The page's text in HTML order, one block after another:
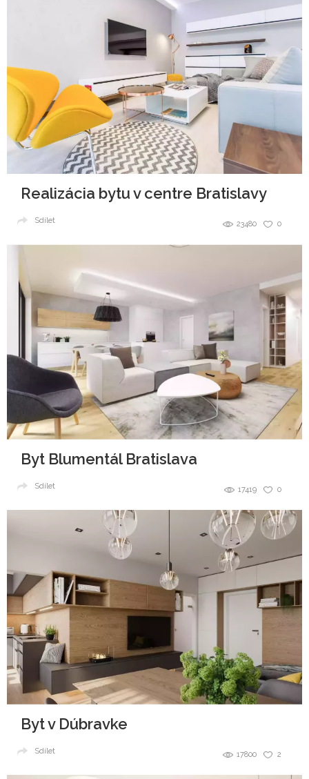
Realizácia bytu v centre Bratislavy
0
23480
Sdílet
Byt Blumentál Bratislava
0
17419
Sdílet
Byt v Dúbravke
2
17800
Sdílet